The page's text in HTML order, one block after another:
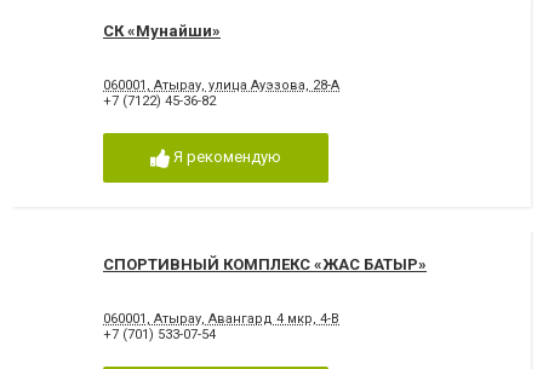
СК «Мунайши»
060001, Атырау, улица Ауэзова, 28-А
+7 (7122) 45-36-82
Я рекомендую
СПОРТИВНЫЙ КОМПЛЕКС «ЖАС БАТЫР»
060001, Атырау, Авангард 4 мкр, 4-В
+7 (701) 533-07-54